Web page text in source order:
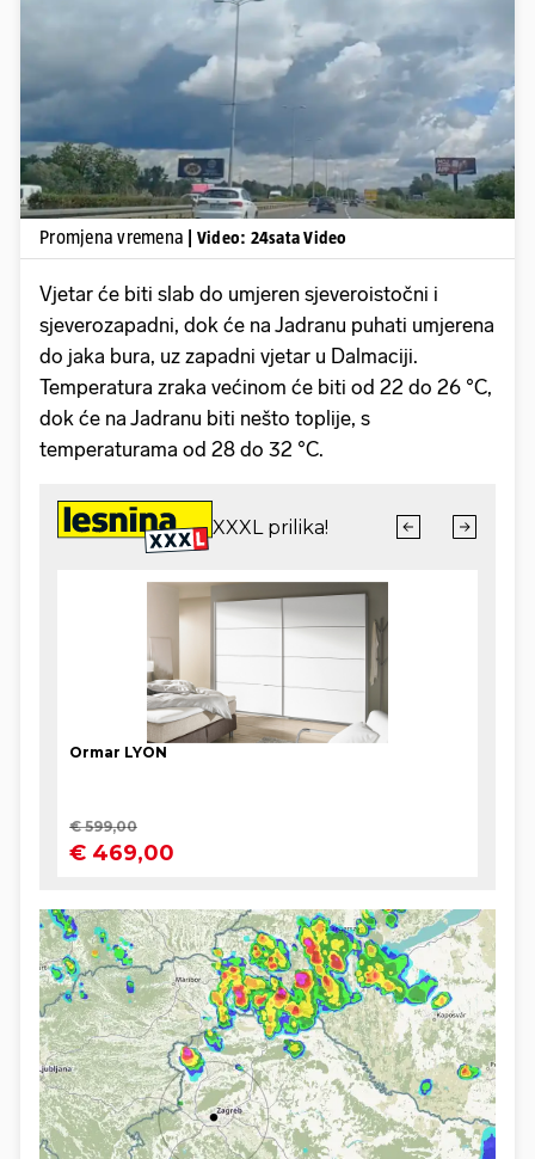
Pokretanje videa...
Promjena vremena | Video: 24sata Video
Vjetar će biti slab do umjeren sjeveroistočni i
sjeverozapadni, dok će na Jadranu puhati umjerena
do jaka bura, uz zapadni vjetar u Dalmaciji.
Temperatura zraka većinom će biti od 22 do 26 °C,
dok će na Jadranu biti nešto toplije, s
temperaturama od 28 do 32 °C.